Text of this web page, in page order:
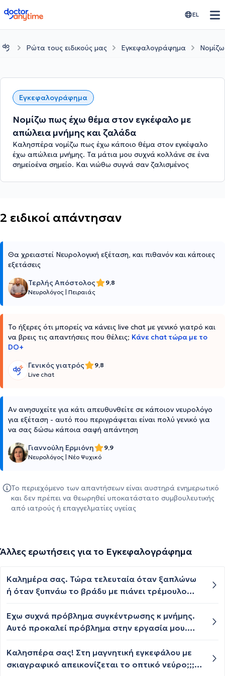
doctoranytime EL
Ρώτα τους ειδικούς μας Εγκεφαλογράφημα
Εγκεφαλογράφημα
Νομίζω πως έχω θέμα στον εγκέφαλο με
απώλεια μνήμης και ζαλάδα
Καλησπέρα νομίζω πως έχω κάποιο θέμα στον εγκέφαλο
έχω απώλεια μνήμης. Τα μάτια μου συχνά κολλάνε σε ένα
σημείοένα σημείο. Και νιώθω συγνά σαν ζαλισμένος
2 ειδικοί απάντησαν
Θα χρειαστεί Νευρολογική εξέταση, και πιθανόν και κάποιες
εξετάσεις
Τερλής Απόστολος
9,8
Νευρολόγος Πειραιάς
Το ήξερες ότι μπορείς να κάνεις live chat με γενικό γιατρό και
να βρεις τις απαντήσεις που θέλεις; Κάνε chat τώρα με το
DO+
Γενικός γιατρός
9,8
Live chat
Αν ανησυχείτε για κάτι απευθυνθείτε σε κάποιον νευρολόγο
για εξέταση - αυτό που περιγράφεται είναι πολύ γενικό για
να σας δώσω κάποια σαφή απάντηση
Γιαννούλη Ερμιόνη
9,9
Νευρολόγος Νέο Ψυχικό
Το περιεχόμενο των απαντήσεων είναι αυστηρά ενημερωτικό
και δεν πρέπει να θεωρηθεί υποκατάστατο συμβουλευτικής
από ιατρούς ή επαγγελματίες υγείας
Άλλες ερωτήσεις για το Εγκεφαλογράφημα
Καλημέρα σας. Τώρα τελευταία όταν ξαπλώνω
ή όταν ξυπνάω το βράδυ με πιάνει τρέμουλο
Έχω συχνά πρόβλημα συγκέντρωσης κ μνήμης.
Αυτό προκαλεί πρόβλημα στην εργασία μου.
πελάτη να με ρωτάνε κάτι κ εγώ να απαντώ για
άλλον πελάτη πεπεισμένη ότι μιλάμε για αυτόν
Καλησπέρα σας! Στη μαγνητική εγκεφάλου με
σκιαγραφικό απεικονίζεται το οπτικό νεύρο;;;